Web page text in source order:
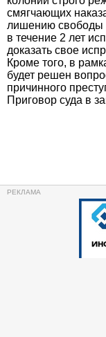
смягчающих
лишению свободы
в течение 2 лет
доказать свое
Кроме того, в
будет решен
причинного
Приговор суда в